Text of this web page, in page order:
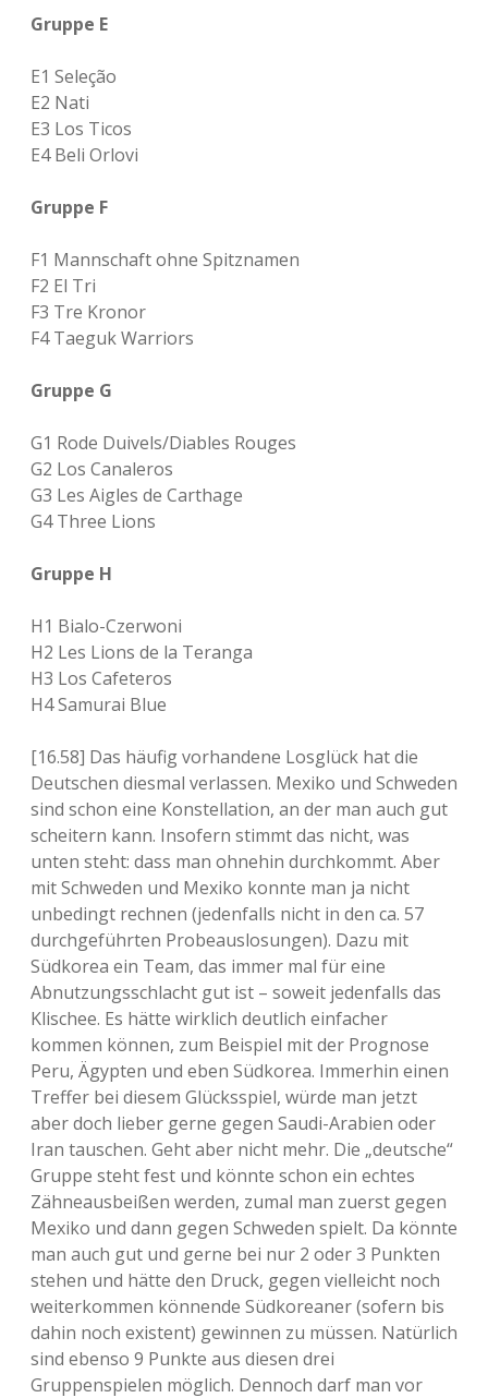
Gruppe E
E1 Seleção
E2 Nati
E3 Los Ticos
E4 Beli Orlovi
Gruppe F
F1 Mannschaft ohne Spitznamen
F2 El Tri
F3 Tre Kronor
F4 Taeguk Warriors
Gruppe G
G1 Rode Duivels/Diables Rouges
G2 Los Canaleros
G3 Les Aigles de Carthage
G4 Three Lions
Gruppe H
H1 Bialo-Czerwoni
H2 Les Lions de la Teranga
H3 Los Cafeteros
H4 Samurai Blue
[16.58] Das häufig vorhandene Losglück hat die
Deutschen diesmal verlassen. Mexiko und Schweden
sind schon eine Konstellation, an der man auch gut
scheitern kann. Insofern stimmt das nicht, was
unten steht: dass man ohnehin durchkommt. Aber
mit Schweden und Mexiko konnte man ja nicht
unbedingt rechnen (jedenfalls nicht in den ca. 57
durchgeführten Probeauslosungen). Dazu mit
Südkorea ein Team, das immer mal für eine
Abnutzungsschlacht gut ist – soweit jedenfalls das
Klischee. Es hätte wirklich deutlich einfacher
kommen können, zum Beispiel mit der Prognose
Peru, Ägypten und eben Südkorea. Immerhin einen
Treffer bei diesem Glücksspiel, würde man jetzt
aber doch lieber gerne gegen Saudi-Arabien oder
Iran tauschen. Geht aber nicht mehr. Die „deutsche“
Gruppe steht fest und könnte schon ein echtes
Zähneausbeißen werden, zumal man zuerst gegen
Mexiko und dann gegen Schweden spielt. Da könnte
man auch gut und gerne bei nur 2 oder 3 Punkten
stehen und hätte den Druck, gegen vielleicht noch
weiterkommen könnende Südkoreaner (sofern bis
dahin noch existent) gewinnen zu müssen. Natürlich
sind ebenso 9 Punkte aus diesen drei
Gruppenspielen möglich. Dennoch darf man vor